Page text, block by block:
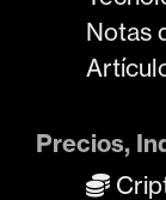
Notas
Precios,